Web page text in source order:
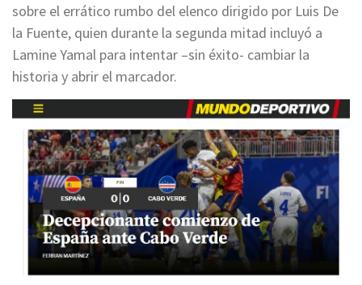
sobre el errático rumbo del elenco dirigido por Luis De
la Fuente, quien durante la segunda mitad incluyó a
Lamine Yamal para intentar –sin éxito- cambiar la
historia y abrir el marcador.